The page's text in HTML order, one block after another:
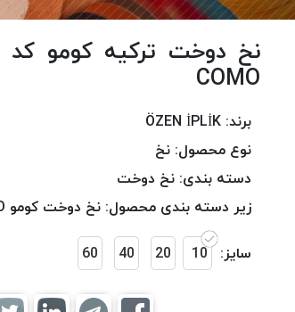
COMO
برند: ÖZEN İPLİK
نوع محصول: نخ
دسته بندی: نخ دوخت
زیر دسته بندی محصول: نخ دوخت کومو COMO
سایز: 10
20
40
60